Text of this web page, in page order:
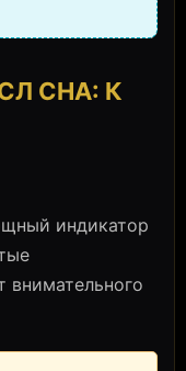
СНА: К
индикатор
внимательного